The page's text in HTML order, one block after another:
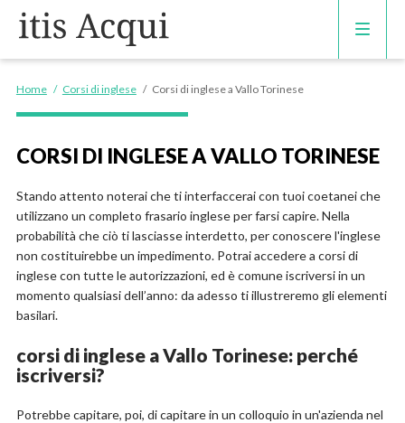
SCUOLE SERALI
Home / Corsi di inglese / Corsi di inglese a Vallo Torinese
CORSI DI INGLESE A VALLO TORINESE
Stando attento noterai che ti interfaccerai con tuoi coetanei che
utilizzano un completo frasario inglese per farsi capire. Nella
probabilità che ciò ti lasciasse interdetto, per conoscere l'inglese
non costituirebbe un impedimento. Potrai accedere a corsi di
inglese con tutte le autorizzazioni, ed è comune iscriversi in un
momento qualsiasi dell’anno: da adesso ti illustreremo gli elementi
basilari.
corsi di inglese a Vallo Torinese: perché
iscriversi?
Potrebbe capitare, poi, di capitare in un colloquio in un'azienda nel